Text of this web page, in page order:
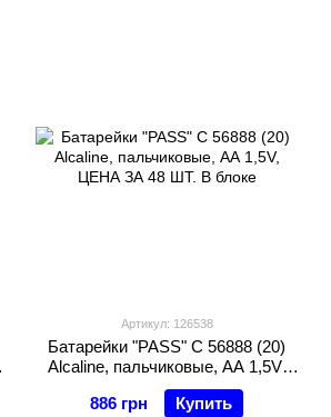
Артикул: 126538
Батарейки "PASS" C 56888 (20)
Alcaline, пальчиковые, АА 1,5V,
ЦЕНА ЗА 48 ШТ. В блоке
886 грн
Купить